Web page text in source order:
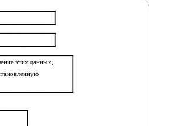
этих данных,